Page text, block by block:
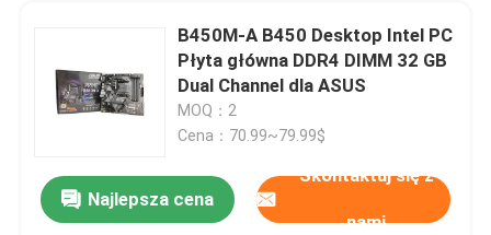
Filmy
O nas
B450M-A B450 Desktop Intel PC
Płyta główna DDR4 DIMM 32 GB
Dual Channel dla ASUS
MOQ：2
Cena：70.99~79.99$
Najlepsza cena
Skontaktuj się z
nami